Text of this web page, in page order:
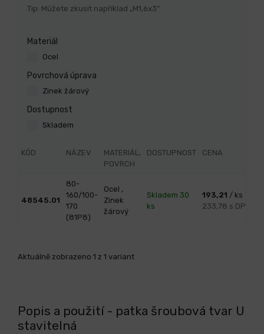
Tip: Můžete zkusit například „M1,6x3“
Materiál
Ocel
Povrchová úprava
Zinek žárový
Dostupnost
Skladem
KÓD NÁZEV
MATERIÁL,
POVRCH
DOSTUPNOST CENA
48545.01
80-
160/100-
170
(81P8)
Ocel ,
Zinek
žárový
Skladem 30
ks
193,21 / ks
233,78 s DPH
Aktuálně zobrazeno 1 z 1 variant
Popis a použití - patka šroubová tvar U
stavitelná